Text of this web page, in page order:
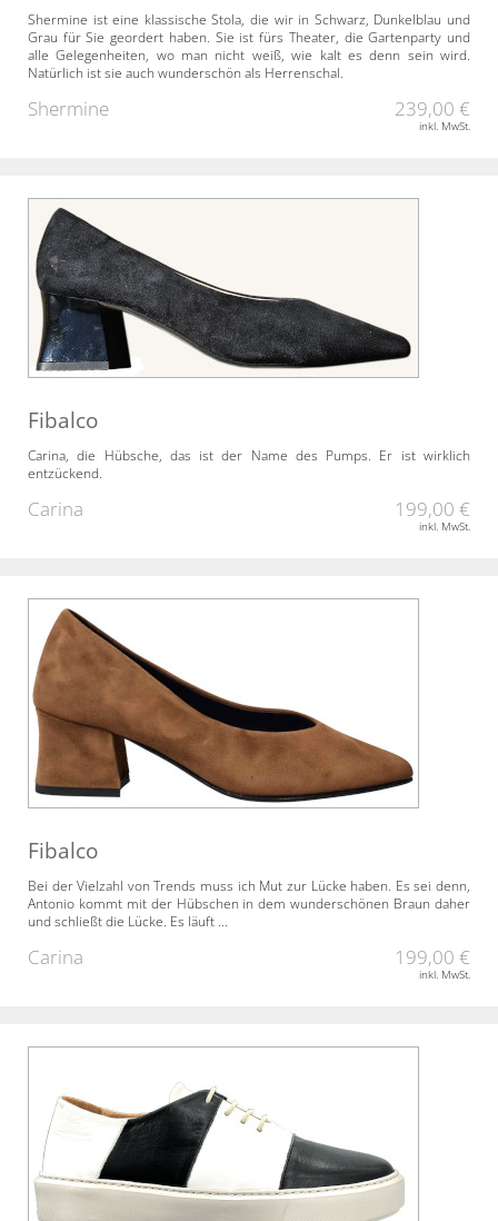
Shermine ist eine klassische Stola, die wir in Schwarz, Dunkelblau und
Grau für Sie geordert haben. Sie ist fürs Theater, die Gartenparty und
alle Gelegenheiten, wo man nicht weiß, wie kalt es denn sein wird.
Natürlich ist sie auch wunderschön als Herrenschal.
Shermine 239,00 €
inkl. MwSt.
Fibalco
Carina, die Hübsche, das ist der Name des Pumps. Er ist wirklich
entzückend.
Carina 199,00 €
inkl. MwSt.
Fibalco
Bei der Vielzahl von Trends muss ich Mut zur Lücke haben. Es sei denn,
Antonio kommt mit der Hübschen in dem wunderschönen Braun daher
und schließt die Lücke. Es läuft ...
Carina 199,00 €
inkl. MwSt.